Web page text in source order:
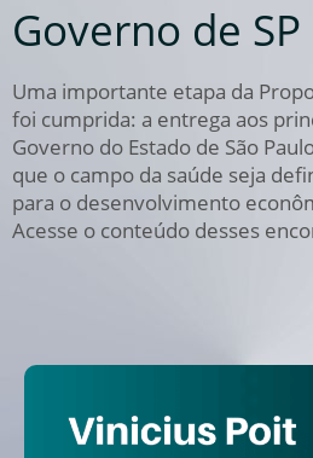
Governo de SP
Uma importante etapa da
foi cumprida: a entrega aos
Governo do Estado de São
que o campo da saúde seja
para o desenvolvimento
Acesse o conteúdo desses